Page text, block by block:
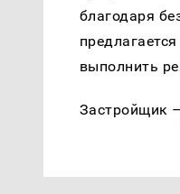
благодаря
выполнить
Застройщик